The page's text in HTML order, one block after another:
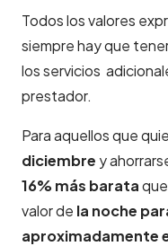
Todos los valores
siempre hay que
los servicios
prestador.
Para aquellos que
diciembre y
16% más barata
valor de la noche
aproximadamente